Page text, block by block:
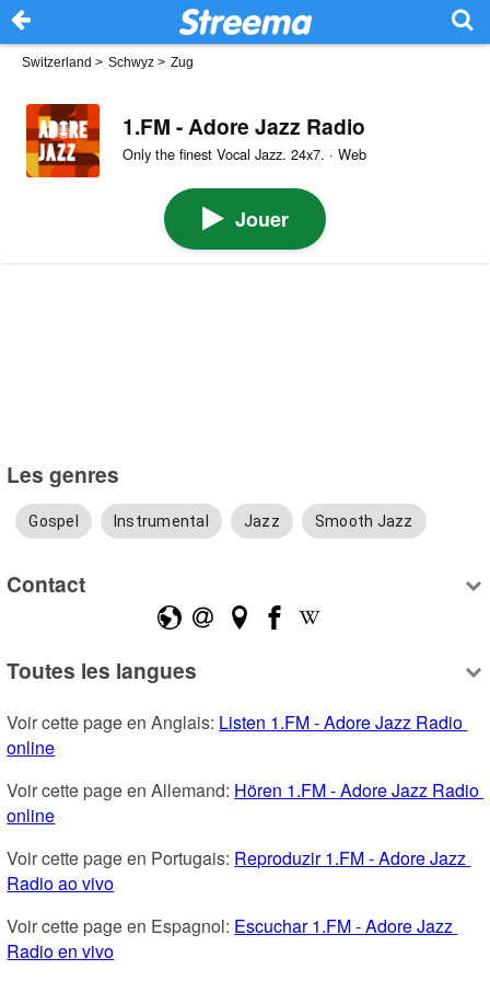
Switzerland > Schwyz > Zug
1.FM - Adore Jazz Radio
Only the finest Vocal Jazz. 24x7. · Web
Jouer
Les genres
Gospel Instrumental Jazz Smooth Jazz
Contact
Toutes les langues
Voir cette page en Anglais: Listen 1.FM - Adore Jazz Radio
online
Voir cette page en Allemand: Hören 1.FM - Adore Jazz Radio
online
Voir cette page en Portugais: Reproduzir 1.FM - Adore Jazz
Radio ao vivo
Voir cette page en Espagnol: Escuchar 1.FM - Adore Jazz
Radio en vivo